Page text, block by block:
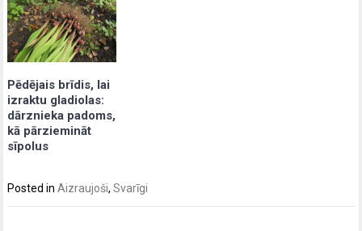
Pēdējais brīdis, lai
izraktu gladiolas:
dārznieka padoms,
kā pārziemināt
sīpolus
Posted inAizraujoši,Svarīgi